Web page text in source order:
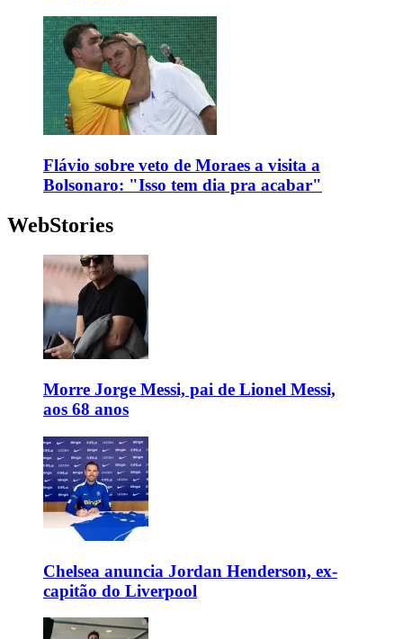
Flávio sobre veto de Moraes a visita a
Bolsonaro: "Isso tem dia pra acabar"
WebStories
Morre Jorge Messi, pai de Lionel Messi,
aos 68 anos
Chelsea anuncia Jordan Henderson, ex-
capitão do Liverpool